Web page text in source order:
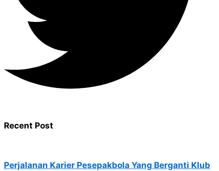
Recent Post
Perjalanan Karier Pesepakbola Yang Berganti Klub